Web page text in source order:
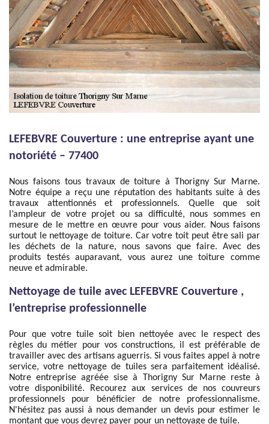
LEFEBVRE Couverture : une entreprise ayant une
notoriété – 77400
Nous faisons tous travaux de toiture à Thorigny Sur Marne.
Notre équipe a reçu une réputation des habitants suite à des
travaux attentionnés et professionnels. Quelle que soit
l’ampleur de votre projet ou sa difficulté, nous sommes en
mesure de le mettre en œuvre pour vous aider. Nous faisons
surtout le nettoyage de toiture. Car votre toit peut être sali par
les déchets de la nature, nous savons que faire. Avec des
produits testés auparavant, vous aurez une toiture comme
neuve et admirable.
Nettoyage de tuile avec LEFEBVRE Couverture ,
l’entreprise professionnelle
Pour que votre tuile soit bien nettoyée avec le respect des
règles du métier pour vos constructions, il est préférable de
travailler avec des artisans aguerris. Si vous faites appel à notre
service, votre nettoyage de tuiles sera parfaitement idéalisé.
Notre entreprise agréée sise à Thorigny Sur Marne reste à
votre disponibilité. Recourez aux services de nos couvreurs
professionnels pour bénéficier de notre professionnalisme.
N'hésitez pas aussi à nous demander un devis pour estimer le
montant que vous devrez payer pour un nettoyage de tuile.